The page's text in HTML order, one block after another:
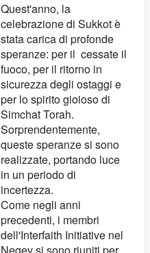
Quest'anno, la
celebrazione di Sukkot è
stata carica di profonde
speranze: per il cessate il
fuoco, per il ritorno in
sicurezza degli ostaggi e
per lo spirito gioioso di
Simchat Torah.
Sorprendentemente,
queste speranze si sono
realizzate, portando luce
in un periodo di
incertezza.
Come negli anni
precedenti, i membri
dell'Interfaith Initiative nel